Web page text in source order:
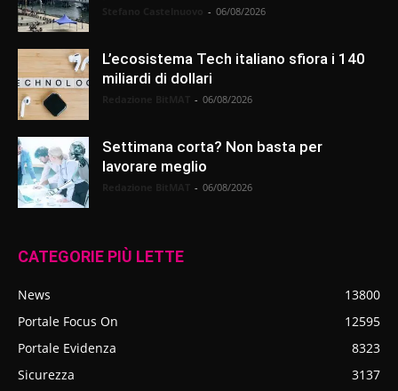
- 06/08/2026
L’ecosistema Tech italiano sfiora i 140
miliardi di dollari
- 06/08/2026
Settimana corta? Non basta per
lavorare meglio
- 06/08/2026
CATEGORIE PIÙ LETTE
News
13800
Portale Focus On
12595
Portale Evidenza
8323
Sicurezza
3137